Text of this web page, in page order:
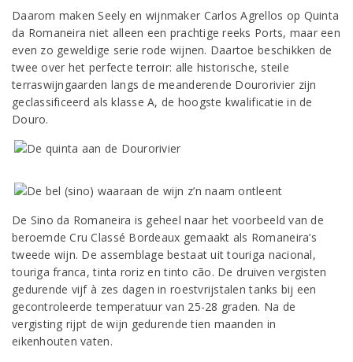
Daarom maken Seely en wijnmaker Carlos Agrellos op Quinta
da Romaneira niet alleen een prachtige reeks Ports, maar een
even zo geweldige serie rode wijnen. Daartoe beschikken de
twee over het perfecte terroir: alle historische, steile
terraswijngaarden langs de meanderende Dourorivier zijn
geclassificeerd als klasse A, de hoogste kwalificatie in de
Douro.
De Sino da Romaneira is geheel naar het voorbeeld van de
beroemde Cru Classé Bordeaux gemaakt als Romaneira’s
tweede wijn. De assemblage bestaat uit touriga nacional,
touriga franca, tinta roriz en tinto cão. De druiven vergisten
gedurende vijf à zes dagen in roestvrijstalen tanks bij een
gecontroleerde temperatuur van 25-28 graden. Na de
vergisting rijpt de wijn gedurende tien maanden in
eikenhouten vaten.